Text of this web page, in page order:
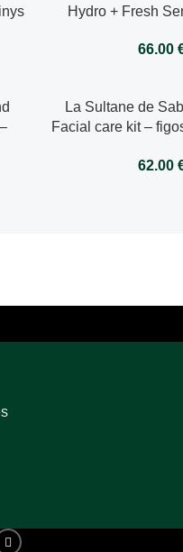
Hydro + Fresh
66.00
–
La Sultane de
Facial care kit –
šveitiklis,
62.00